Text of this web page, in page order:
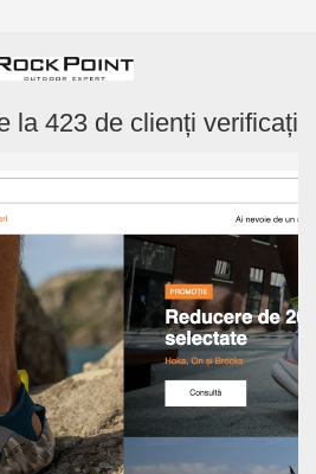
la 423 de clienți verificați